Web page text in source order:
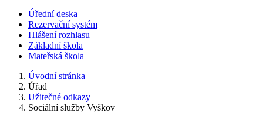
Úřední deska
Rezervační systém
Hlášení rozhlasu
Základní škola
Mateřská škola
Úvodní stránka
Úřad
Užitečné odkazy
Sociální služby Vyškov